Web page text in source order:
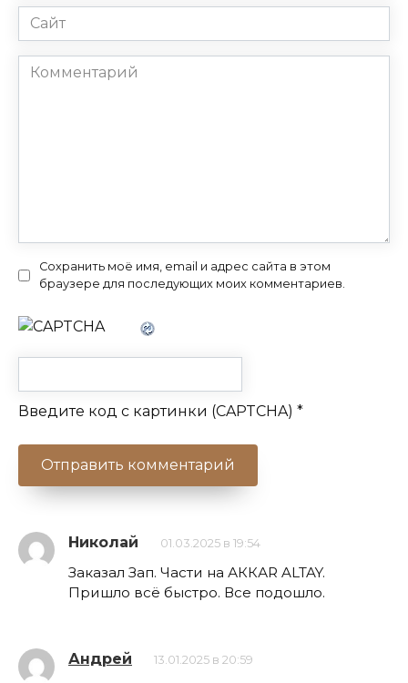
Сайт
Комментарий
Сохранить моё имя, email и адрес сайта в этом
браузере для последующих моих комментариев.
Введите код с картинки (CAPTCHA) *
Николай 01.03.2025 в 19:54
Заказал Зап. Части на АККАR ALTAY.
Пришло всё быстро. Все подошло.
Андрей 13.01.2025 в 20:59